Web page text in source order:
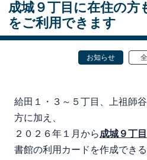
成城９丁目に在住の方
をご利用できます
お知らせ
給田１・３～５丁目、上祖師
方に加え、
２０２６年１月から成城９丁目
書館の利用カードを作成でき